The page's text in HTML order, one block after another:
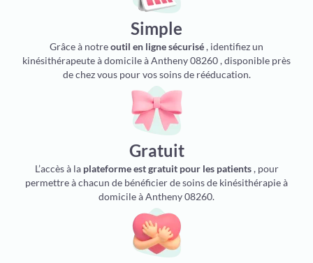
Simple
Grâce à notreoutil en ligne sécurisé, identifiez un
kinésithérapeute à domicile à Antheny 08260 , disponible près
de chez vous pour vos soins de rééducation.
Gratuit
L’accès à la plateforme est gratuit pour les patients, pour
permettre à chacun de bénéficier de soins de kinésithérapie à
domicile à Antheny 08260.